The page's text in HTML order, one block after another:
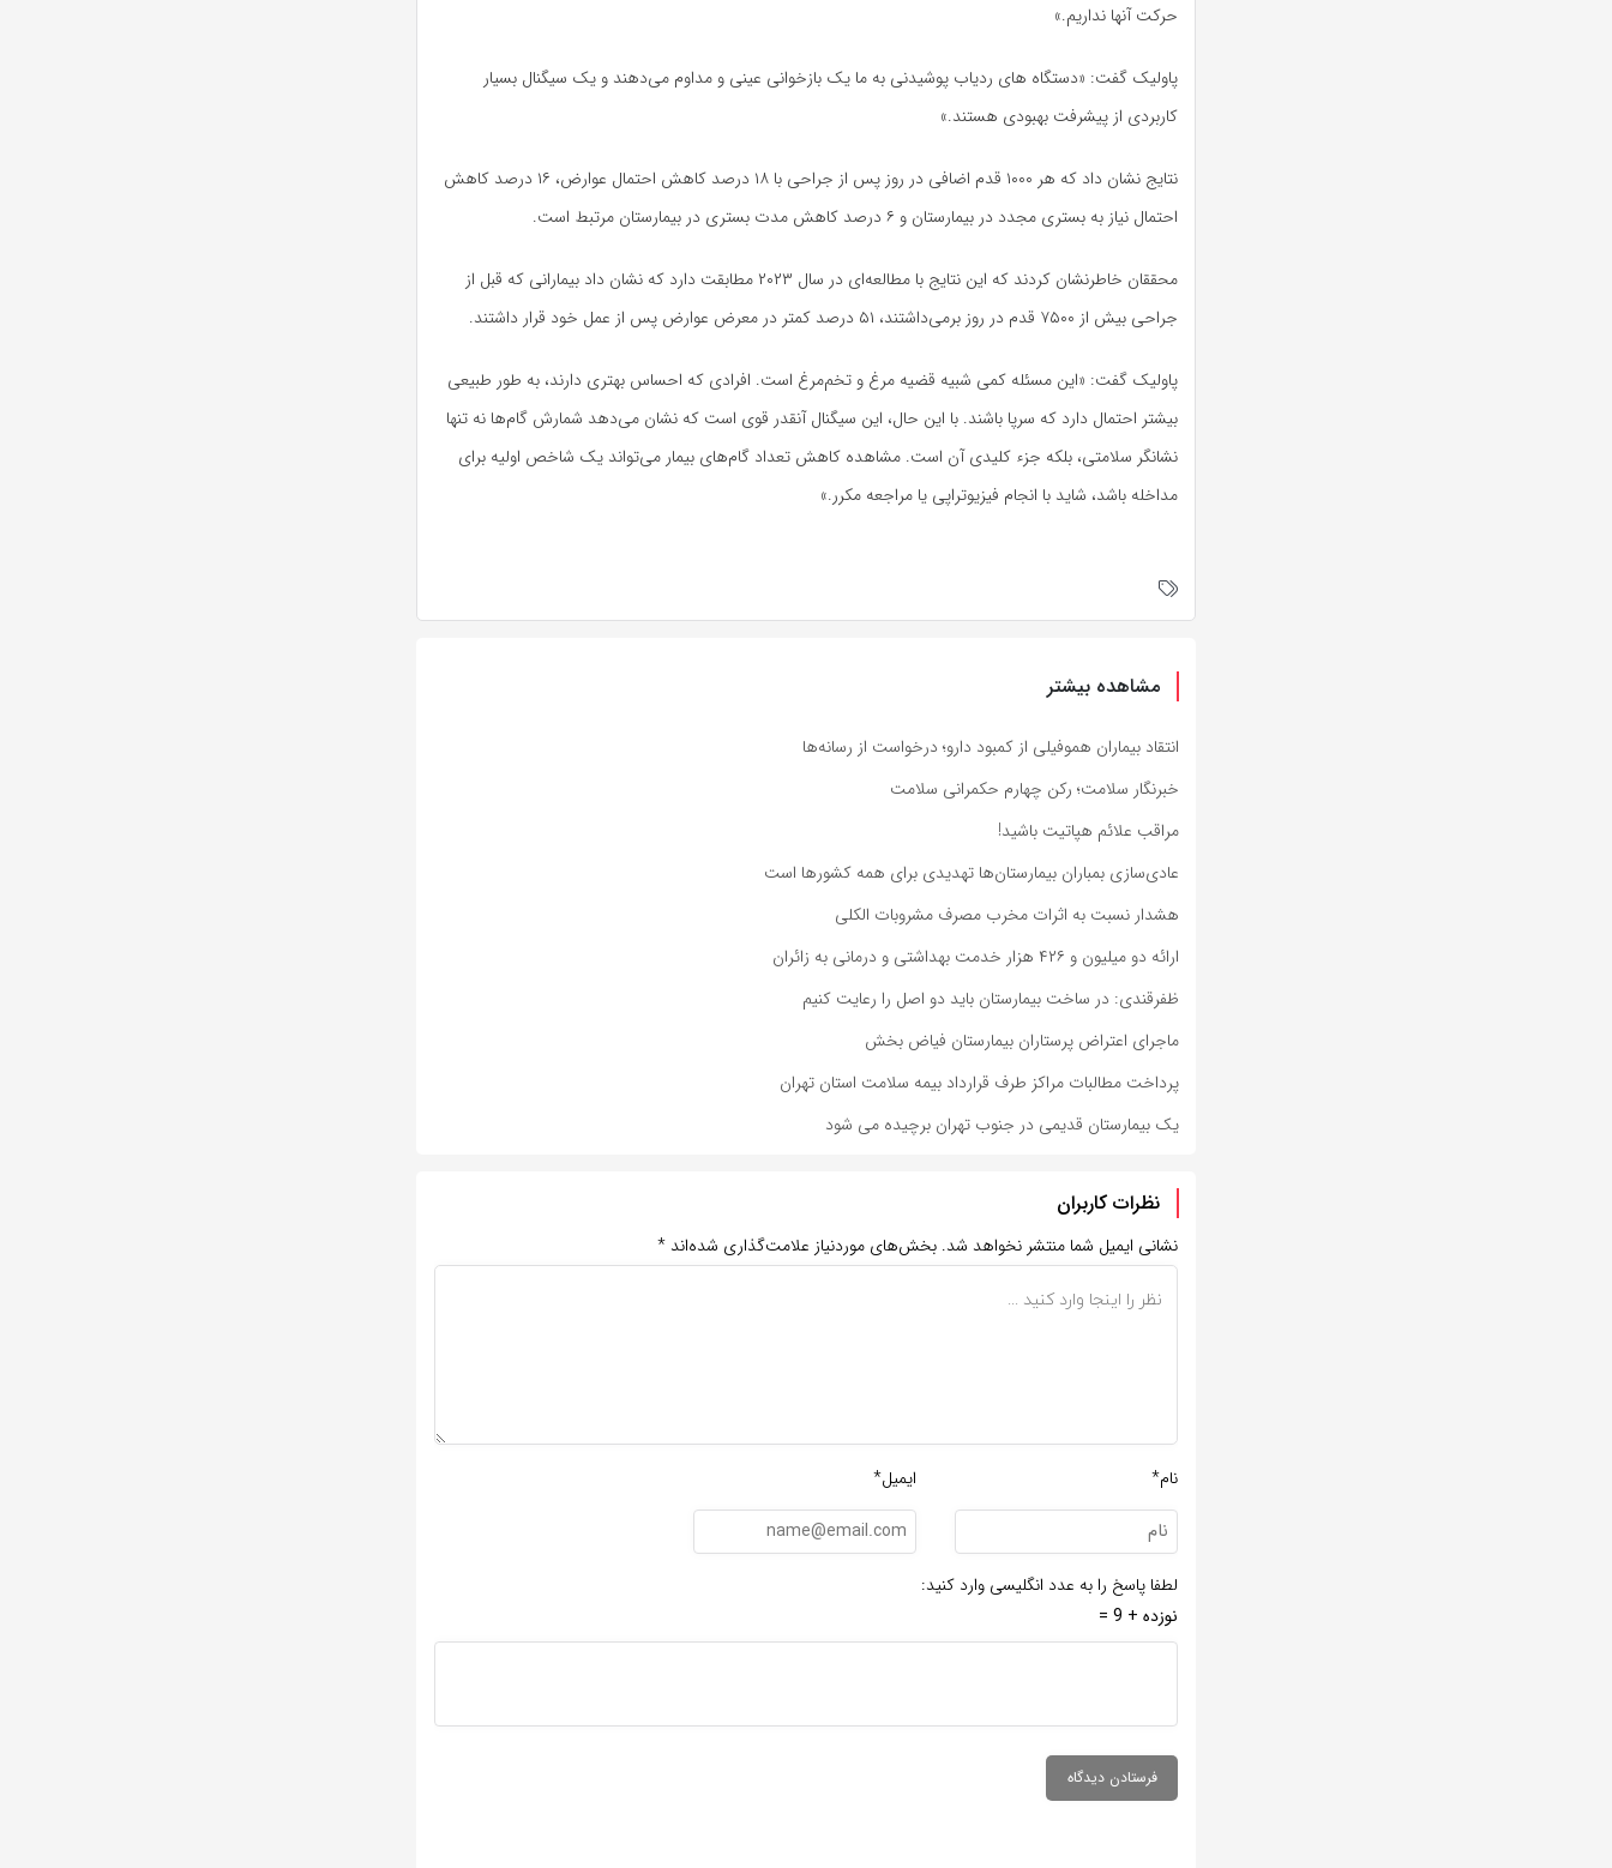
حرکت آنها نداریم.»
پاولیک گفت: «دستگاه های ردیاب پوشیدنی به ما یک بازخوانی عینی و مداوم می‌دهند و یک سیگنال بسیار
کاربردی از پیشرفت بهبودی هستند.»
نتایج نشان داد که هر ۱۰۰۰ قدم اضافی در روز پس از جراحی با ۱۸ درصد کاهش احتمال عوارض، ۱۶ درصد کاهش
احتمال نیاز به بستری مجدد در بیمارستان و ۶ درصد کاهش مدت بستری در بیمارستان مرتبط است.
محققان خاطرنشان کردند که این نتایج با مطالعه‌ای در سال ۲۰۲۳ مطابقت دارد که نشان داد بیمارانی که قبل از
جراحی بیش از ۷۵۰۰ قدم در روز برمی‌داشتند، ۵۱ درصد کمتر در معرض عوارض پس از عمل خود قرار داشتند.
پاولیک گفت: «این مسئله کمی شبیه قضیه مرغ و تخم‌مرغ است. افرادی که احساس بهتری دارند، به طور طبیعی
بیشتر احتمال دارد که سرپا باشند. با این حال، این سیگنال آنقدر قوی است که نشان می‌دهد شمارش گام‌ها نه تنها
نشانگر سلامتی، بلکه جزء کلیدی آن است. مشاهده کاهش تعداد گام‌های بیمار می‌تواند یک شاخص اولیه برای
مداخله باشد، شاید با انجام فیزیوتراپی یا مراجعه مکرر.»
مشاهده بیشتر
انتقاد بیماران هموفیلی از کمبود دارو؛ درخواست از رسانه‌ها
خبرنگار سلامت؛ رکن چهارم حکمرانی سلامت
مراقب علائم هپاتیت باشید!
عادی‌سازی بمباران بیمارستان‌ها تهدیدی برای همه کشورها است
هشدار نسبت به اثرات مخرب مصرف مشروبات الکلی
ارائه دو میلیون و ۴۲۶ هزار خدمت بهداشتی و درمانی به زائران
ظفرقندی: در ساخت بیمارستان باید دو اصل را رعایت کنیم
ماجرای اعتراض پرستاران بیمارستان فیاض بخش
پرداخت مطالبات مراکز طرف قرارداد بیمه سلامت استان تهران
یک بیمارستان قدیمی در جنوب تهران برچیده می شود
نظرات کاربران
نشانی ایمیل شما منتشر نخواهد شد. بخش‌های موردنیاز علامت‌گذاری شده‌اند *
نام* ایمیل*
لطفا پاسخ را به عدد انگلیسی وارد کنید:
نوزده + 9 =